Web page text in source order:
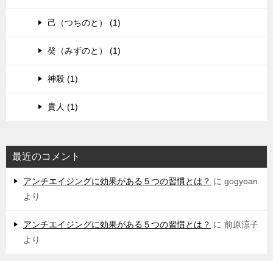
己（つちのと） (1)
癸（みずのと） (1)
神殺 (1)
貴人 (1)
最近のコメント
アンチエイジングに効果がある５つの習慣とは？ に gogyoan
より
アンチエイジングに効果がある５つの習慣とは？ に 前原涼子
より